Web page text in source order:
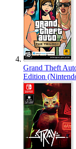
Grand Theft
Edition